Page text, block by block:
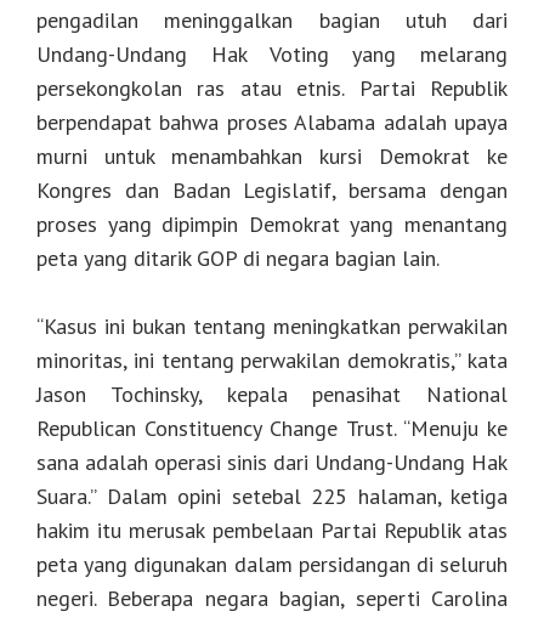
pengadilan meninggalkan bagian utuh dari
Undang-Undang Hak Voting yang melarang
persekongkolan ras atau etnis. Partai Republik
berpendapat bahwa proses Alabama adalah upaya
murni untuk menambahkan kursi Demokrat ke
Kongres dan Badan Legislatif, bersama dengan
proses yang dipimpin Demokrat yang menantang
peta yang ditarik GOP di negara bagian lain.
“Kasus ini bukan tentang meningkatkan perwakilan
minoritas, ini tentang perwakilan demokratis,” kata
Jason Tochinsky, kepala penasihat National
Republican Constituency Change Trust. “Menuju ke
sana adalah operasi sinis dari Undang-Undang Hak
Suara.” Dalam opini setebal 225 halaman, ketiga
hakim itu merusak pembelaan Partai Republik atas
peta yang digunakan dalam persidangan di seluruh
negeri. Beberapa negara bagian, seperti Carolina